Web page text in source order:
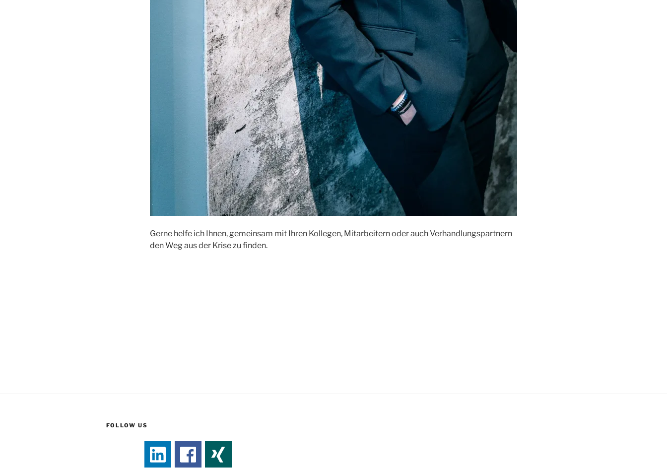
Gerne helfe ich Ihnen, gemeinsam mit Ihren Kollegen, Mitarbeitern oder auch Verhandlungspartnern
den Weg aus der Krise zu finden.
FOLLOW US